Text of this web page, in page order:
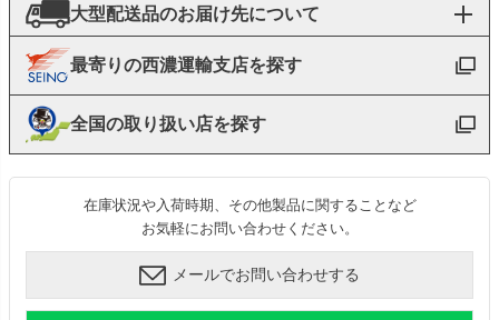
大型配送品のお届け先について
最寄りの西濃運輸支店を探す
全国の取り扱い店を探す
在庫状況や入荷時期、その他製品に関することなど
お気軽にお問い合わせください。
メールでお問い合わせする